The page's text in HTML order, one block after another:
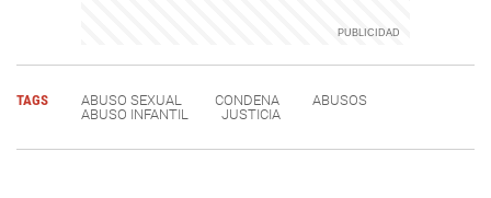
TAGS ABUSO SEXUAL CONDENA
ABUSOS
ABUSO INFANTIL
JUSTICIA